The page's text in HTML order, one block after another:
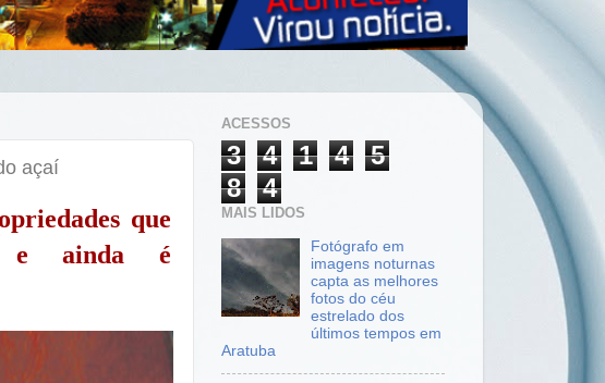
açaí
que
e ainda é
ACESSOS
3 4 1 4
5
8
4
MAIS LIDOS
Fotógrafo em
imagens noturnas
capta as melhores
fotos do céu
estrelado dos
últimos tempos em
Aratuba